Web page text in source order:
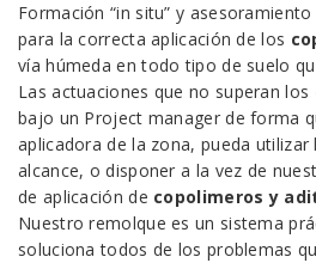
Formación “in situ” y
para la correcta aplicación de los
vía húmeda en todo tipo de suelo
Las actuaciones que no superan
bajo un Project manager de forma
aplicadora de la zona, pueda
alcance, o disponer a la vez de
de aplicación de copolimeros y
Nuestro remolque es un sistema
soluciona todos de los problemas